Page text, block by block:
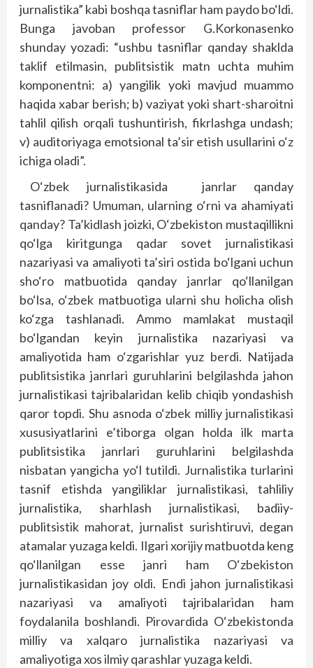
jurnalistika” kabi boshqa tasniflar ham paydo bo‘ldi.
Bunga javoban professor G.Korkonasenko
shunday yozadi: “ushbu tasniflar qanday shaklda
taklif etilmasin, publitsistik matn uchta muhim
komponentni: a) yangilik yoki mavjud muammo
haqida xabar berish; b) vaziyat yoki shart-sharoitni
tahlil qilish orqali tushuntirish, fikrlashga undash;
v) auditoriyaga emotsional ta’sir etish usullarini o‘z
ichiga oladi”.
O‘zbek jurnalistikasida janrlar qanday
tasniflanadi? Umuman, ularning o‘rni va ahamiyati
qanday? Ta’kidlash joizki, O‘zbekiston mustaqillikni
qo‘lga kiritgunga qadar sovet jurnalistikasi
nazariyasi va amaliyoti ta’siri ostida bo‘lgani uchun
sho‘ro matbuotida qanday janrlar qo‘llanilgan
bo‘lsa, o‘zbek matbuotiga ularni shu holicha olish
ko‘zga tashlanadi. Ammo mamlakat mustaqil
bo‘lgandan keyin jurnalistika nazariyasi va
amaliyotida ham o‘zgarishlar yuz berdi. Natijada
publitsistika janrlari guruhlarini belgilashda jahon
jurnalistikasi tajribalaridan kelib chiqib yondashish
qaror topdi. Shu asnoda o‘zbek milliy jurnalistikasi
xususiyatlarini e’tiborga olgan holda ilk marta
publitsistika janrlari guruhlarini belgilashda
nisbatan yangicha yo‘l tutildi. Jurnalistika turlarini
tasnif etishda yangiliklar jurnalistikasi, tahliliy
jurnalistika, sharhlash jurnalistikasi, badiiy-
publitsistik mahorat, jurnalist surishtiruvi, degan
atamalar yuzaga keldi. Ilgari xorijiy matbuotda keng
qo‘llanilgan esse janri ham O‘zbekiston
jurnalistikasidan joy oldi. Endi jahon jurnalistikasi
nazariyasi va amaliyoti tajribalaridan ham
foydalanila boshlandi. Pirovardida O‘zbekistonda
milliy va xalqaro jurnalistika nazariyasi va
amaliyotiga xos ilmiy qarashlar yuzaga keldi.